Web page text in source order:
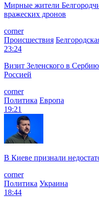
Мирные жители
вражеских дронов
corner
Происшествия
23:24
Визит Зеленского в
Россией
corner
Политика Европа
19:21
В Киеве признали
corner
Политика Украина
18:44